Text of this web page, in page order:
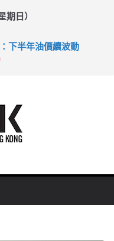
日）
下半年油價續波動
主場館奪錦標